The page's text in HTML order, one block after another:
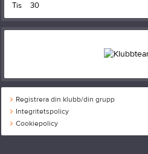
18:00
30
Tis
Registrera din klubb/din grupp
Integritetspolicy
Cookiepolicy